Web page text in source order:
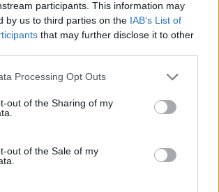
participants. This information may
by us to third parties on the IAB’s List of
that may further disclose it to other
Processing Opt Outs
out of the Sharing of my
out of the Sale of my